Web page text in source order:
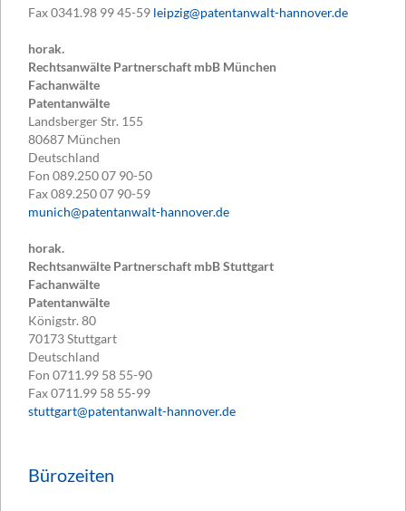
Fax0341.98 99 45-59 leipzig@patentanwalt-hannover.de
horak.
Rechtsanwälte Partnerschaft mbB München
Fachanwälte
Patentanwälte
Landsberger Str. 155
80687 München
Deutschland
Fon 089.250 07 90-50
Fax089.250 07 90-59
munich@patentanwalt-hannover.de
horak.
Rechtsanwälte Partnerschaft mbB Stuttgart
Fachanwälte
Patentanwälte
Königstr. 80
70173Stuttgart
Deutschland
Fon 0711.99 58 55-90
Fax0711.99 58 55-99
stuttgart@patentanwalt-hannover.de
Bürozeiten